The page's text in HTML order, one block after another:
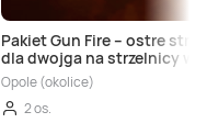
Pakiet Gun Fire – ostre
dla dwojga na strzelnicy w
Opole (okolice)
2 os.